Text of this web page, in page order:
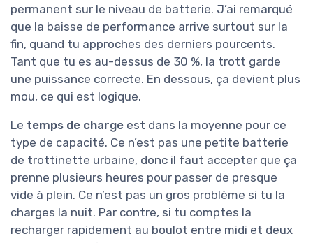
permanent sur le niveau de batterie. J’ai remarqué
que la baisse de performance arrive surtout sur la
fin, quand tu approches des derniers pourcents.
Tant que tu es au-dessus de 30 %, la trott garde
une puissance correcte. En dessous, ça devient plus
mou, ce qui est logique.
Le temps de charge est dans la moyenne pour ce
type de capacité. Ce n’est pas une petite batterie
de trottinette urbaine, donc il faut accepter que ça
prenne plusieurs heures pour passer de presque
vide à plein. Ce n’est pas un gros problème si tu la
charges la nuit. Par contre, si tu comptes la
recharger rapidement au boulot entre midi et deux